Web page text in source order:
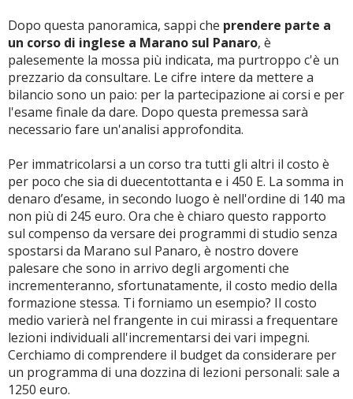
Dopo questa panoramica, sappi che prendere parte a
un corso di inglese a Marano sul Panaro, è
palesemente la mossa più indicata, ma purtroppo c'è un
prezzario da consultare. Le cifre intere da mettere a
bilancio sono un paio: per la partecipazione ai corsi e per
l'esame finale da dare. Dopo questa premessa sarà
necessario fare un'analisi approfondita.
Per immatricolarsi a un corso tra tutti gli altri il costo è
per poco che sia di duecentottanta e i 450 E. La somma in
denaro d’esame, in secondo luogo è nell'ordine di 140 ma
non più di 245 euro. Ora che è chiaro questo rapporto
sul compenso da versare dei programmi di studio senza
spostarsi da Marano sul Panaro, è nostro dovere
palesare che sono in arrivo degli argomenti che
incrementeranno, sfortunatamente, il costo medio della
formazione stessa. Ti forniamo un esempio? Il costo
medio varierà nel frangente in cui mirassi a frequentare
lezioni individuali all'incrementarsi dei vari impegni.
Cerchiamo di comprendere il budget da considerare per
un programma di una dozzina di lezioni personali: sale a
1250 euro.